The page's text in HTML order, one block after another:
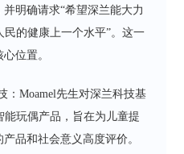
明确请求“希望深兰能大力
的健康上一个水平”。这一
位置。
：Moamel先生对深兰科技基
玩偶产品，旨在为儿童提
品和社会意义高度评价。